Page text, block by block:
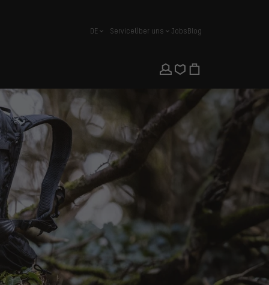
Deutsch
DE ServiceÜber uns JobsBlog